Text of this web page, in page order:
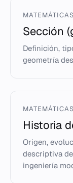
MATEMÁTICAS
Sección
Definición,
geometría
MATEMÁTICAS
Historia
Origen,
descriptiva
ingeniería